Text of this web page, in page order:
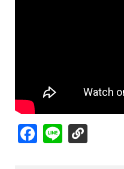
Facebook
Line